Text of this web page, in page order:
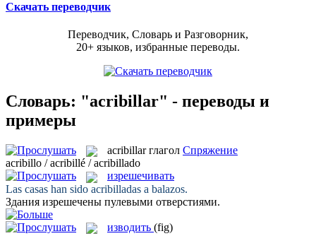
Скачать переводчик
Переводчик, Словарь и Разговорник,
20+ языков, избранные переводы.
Словарь: "acribillar" - переводы и
примеры
acribillar глагол Спряжение
acribillo / acribillé / acribillado
изрешечивать
Las casas han sido acribilladas a balazos.
Здания изрешечены пулевыми отверстиями.
изводить (fig)